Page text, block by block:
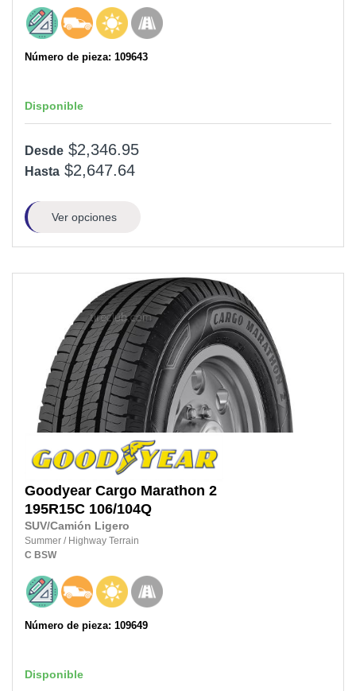
Número de pieza: 109643
Disponible
Desde $2,346.95
Hasta $2,647.64
Ver opciones
Goodyear Cargo Marathon 2
195R15C 106/104Q
SUV/Camión Ligero
Summer / Highway Terrain
C BSW
Número de pieza: 109649
Disponible